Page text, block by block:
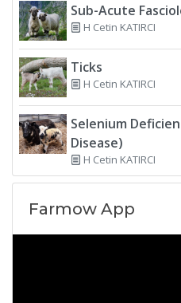
Sub-Acute
H Cetin KATIRCI
Ticks
H Cetin KATIRCI
Selenium
Disease)
H Cetin KATIRCI
Farmow App